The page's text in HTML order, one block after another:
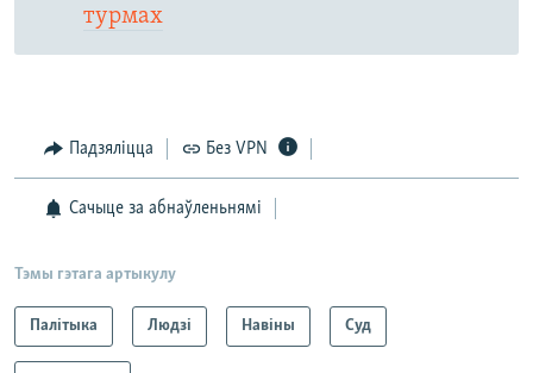
турмах
Падзяліцца Без VPN
Сачыце за абнаўленьнямі
Тэмы гэтага артыкулу
Палітыка Людзі Навіны Суд